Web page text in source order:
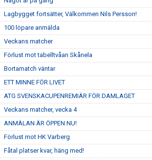
Lagbygget fortsätter, Välkommen Nils Persson!
100 löpare anmälda
Veckans matcher
Förlust mot tabelltvåan Skånela
Bortamatch väntar
ETT MINNE FÖR LIVET
ATG SVENSKACUPENREMIÄR FÖR DAMLAGET
Veckans matcher, vecka 4
ANMÄLAN ÄR ÖPPEN NU!
Förlust mot HK Varberg
Fåtal platser kvar, häng med!